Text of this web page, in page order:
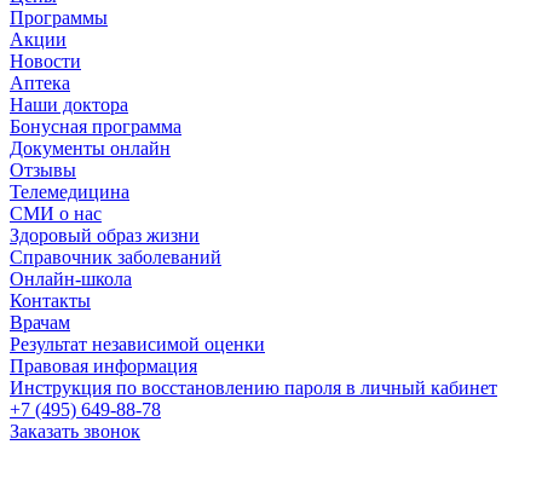
Программы
Акции
Новости
Аптека
Наши доктора
Бонусная программа
Документы онлайн
Отзывы
Телемедицина
СМИ о нас
Здоровый образ жизни
Справочник заболеваний
Онлайн-школа
Контакты
Врачам
Результат независимой оценки
Правовая информация
Инструкция по восстановлению пароля в личный кабинет
+7 (495) 649-88-78
Заказать звонок